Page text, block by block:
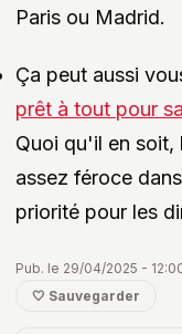
Paris ou Madrid.
Ça peut aussi
prêt à tout pour
Quoi qu'il en soit,
assez féroce
priorité pour les
Pub. le 29/04/2025 -
🤍 Sauvegarder